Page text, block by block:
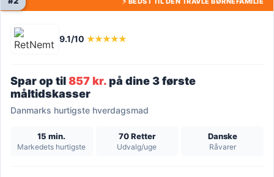
9.1/10 ★★★★★
Spar op til857 kr.på dine 3 første
måltidskasser
Danmarks hurtigste hverdagsmad
15 min.
Markedets hurtigste
70 Retter
Udvalg/uge
Danske
Råvarer